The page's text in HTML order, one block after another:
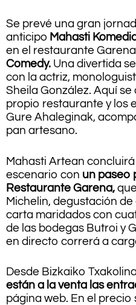
Se prevé una gran
anticipo Mahasti
en el restaurante
Comedy. Una divertida
con la actriz,
Sheila González. Aquí
propio restaurante y los
Gure Ahaleginak,
pan artesano.
Mahasti Artean
escenario con un paseo
Restaurante Garena,
Michelin, degustación
carta maridados con
de las bodegas Butroi y
en directo correrá a
Desde Bizkaiko
están a la venta las
página web. En el